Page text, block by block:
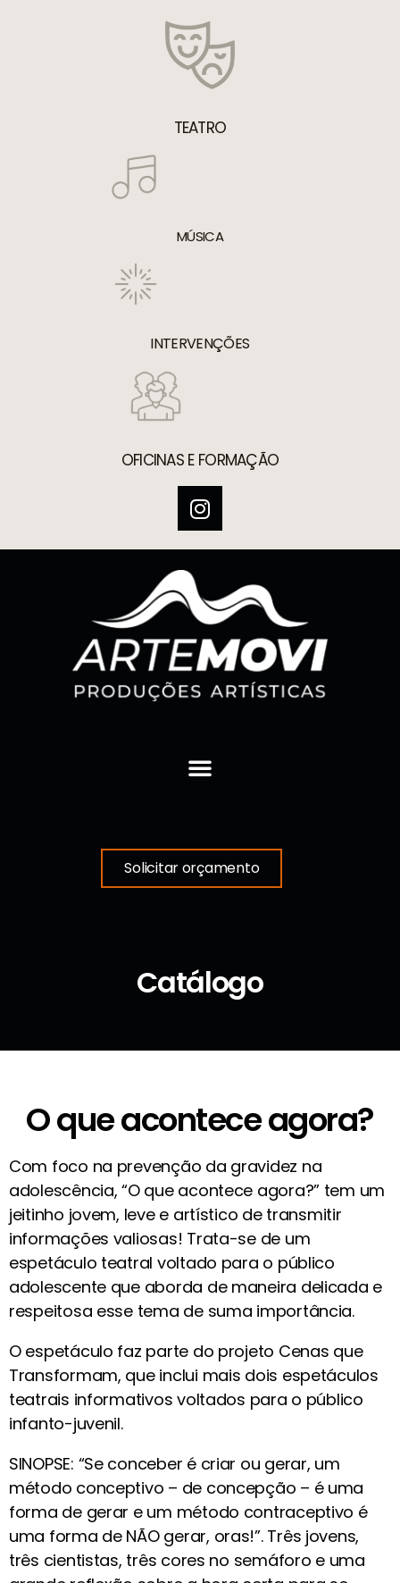
TEATRO
MÚSICA
INTERVENÇÕES
OFICINAS E FORMAÇÃO
Solicitar orçamento
Catálogo
O que acontece agora?
Com foco na prevenção da gravidez na
adolescência, “O que acontece agora?” tem um
jeitinho jovem, leve e artístico de transmitir
informações valiosas! Trata-se de um
espetáculo teatral voltado para o público
adolescente que aborda de maneira delicada e
respeitosa esse tema de suma importância.
O espetáculo faz parte do projeto Cenas que
Transformam, que inclui mais dois espetáculos
teatrais informativos voltados para o público
infanto-juvenil.
SINOPSE: “Se conceber é criar ou gerar, um
método conceptivo – de concepção – é uma
forma de gerar e um método contraceptivo é
uma forma de NÃO gerar, oras!”. Três jovens,
três cientistas, três cores no semáforo e uma